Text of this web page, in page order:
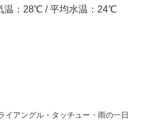
温：28℃ / 平均水温：24℃
イアングル・タッチュー・雨の一日